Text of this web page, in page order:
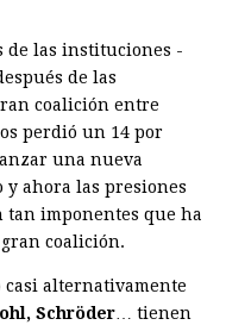
de las instituciones
de las
coalición entre
perdió un 14 por
una nueva
y ahora las presiones
tan imponentes que ha
coalición.
casi alternativamente
Schröder… tienen